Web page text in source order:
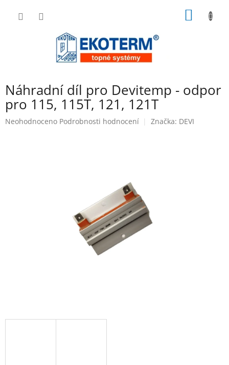
Náhradní díl pro Devitemp - odpor
pro 115, 115T, 121, 121T
Průměrné
Neohodnoceno Podrobnosti hodnocení Značka: DEVI